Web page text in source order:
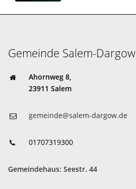
Gemeinde Salem-Dargow
Ahornweg 8,
23911 Salem
gemeinde@salem-dargow.de
01707319300
Gemeindehaus: Seestr. 44